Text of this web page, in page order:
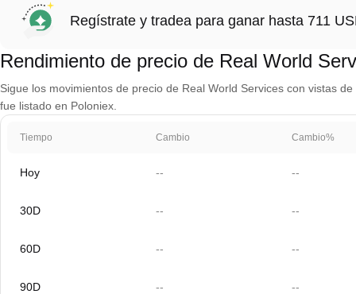
Regístrate y tradea para ganar hasta 711
Rendimiento de precio de Real World
Sigue los movimientos de precio de Real World Services con vistas
fue listado en Poloniex.
Tiempo Cambio Cambio%
Hoy -- --
30D -- --
60D -- --
90D -- --